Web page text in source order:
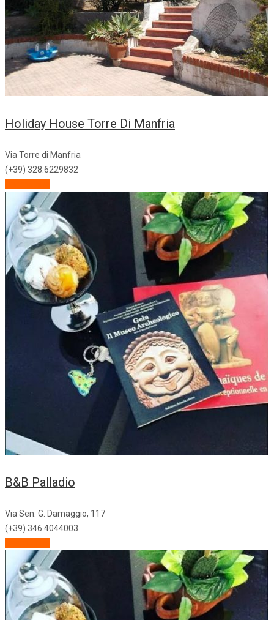
Holiday House Torre Di Manfria
Via Torre di Manfria
(+39) 328.6229832
B&B Palladio
Via Sen. G. Damaggio, 117
(+39) 346.4044003